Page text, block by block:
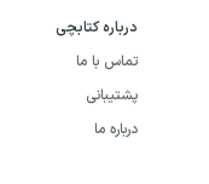
درباره کتابچی
تماس با ما
پشتیبانی
درباره ما